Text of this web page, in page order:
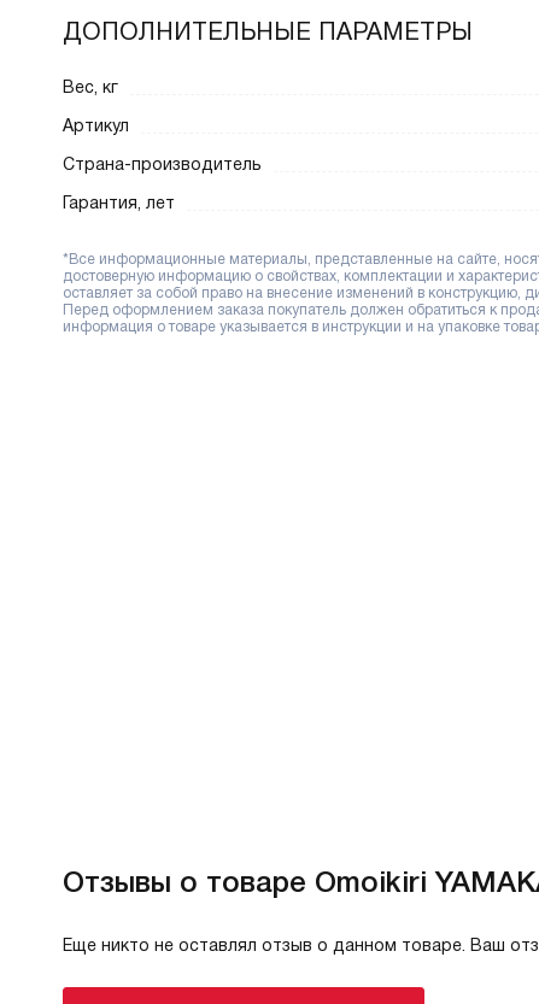
ДОПОЛНИТЕЛЬНЫЕ ПАРАМЕТРЫ
Вес, кг
Артикул
Страна-производитель
Гарантия, лет
*Все информационные материалы, представленные на сайте,
достоверную информацию о свойствах, комплектации и
оставляет за собой право на внесение изменений в конструкцию,
Перед оформлением заказа покупатель должен обратиться к
информация о товаре указывается в инструкции и на упаковке
Отзывы о товаре Omoikiri
Еще никто не оставлял отзыв о данном товаре. Ваш